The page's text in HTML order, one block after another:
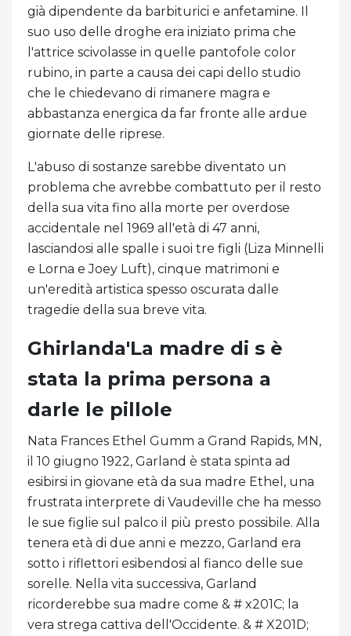
già dipendente da barbiturici e anfetamine. Il
suo uso delle droghe era iniziato prima che
l'attrice scivolasse in quelle pantofole color
rubino, in parte a causa dei capi dello studio
che le chiedevano di rimanere magra e
abbastanza energica da far fronte alle ardue
giornate delle riprese.
L'abuso di sostanze sarebbe diventato un
problema che avrebbe combattuto per il resto
della sua vita fino alla morte per overdose
accidentale nel 1969 all'età di 47 anni,
lasciandosi alle spalle i suoi tre figli (Liza Minnelli
e Lorna e Joey Luft), cinque matrimoni e
un'eredità artistica spesso oscurata dalle
tragedie della sua breve vita.
Ghirlanda'La madre di s è
stata la prima persona a
darle le pillole
Nata Frances Ethel Gumm a Grand Rapids, MN,
il 10 giugno 1922, Garland è stata spinta ad
esibirsi in giovane età da sua madre Ethel, una
frustrata interprete di Vaudeville che ha messo
le sue figlie sul palco il più presto possibile. Alla
tenera età di due anni e mezzo, Garland era
sotto i riflettori esibendosi al fianco delle sue
sorelle. Nella vita successiva, Garland
ricorderebbe sua madre come & # x201C; la
vera strega cattiva dell'Occidente. & # X201D;